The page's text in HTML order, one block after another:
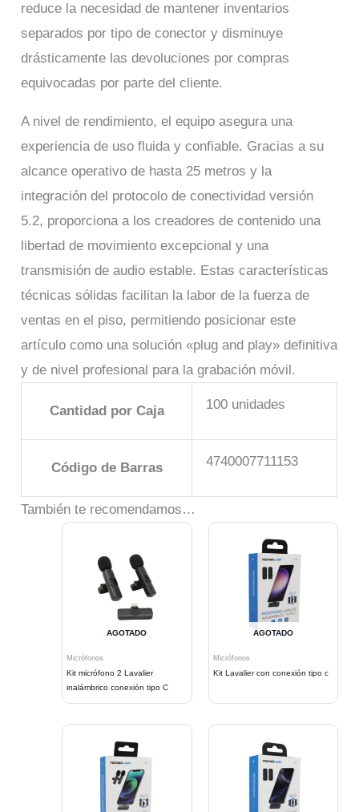
reduce la necesidad de mantener inventarios
separados por tipo de conector y disminuye
drásticamente las devoluciones por compras
equivocadas por parte del cliente.
A nivel de rendimiento, el equipo asegura una
experiencia de uso fluida y confiable. Gracias a su
alcance operativo de hasta 25 metros y la
integración del protocolo de conectividad versión
5.2, proporciona a los creadores de contenido una
libertad de movimiento excepcional y una
transmisión de audio estable. Estas características
técnicas sólidas facilitan la labor de la fuerza de
ventas en el piso, permitiendo posicionar este
artículo como una solución «plug and play» definitiva
y de nivel profesional para la grabación móvil.
Cantidad por Caja 100 unidades
Código de Barras 4740007711153
También te recomendamos…
AGOTADO
Micrófonos
Kit micrófono 2 Lavalier
inalámbrico conexión tipo C
AGOTADO
Micrófonos
Kit Lavalier con conexión tipo c